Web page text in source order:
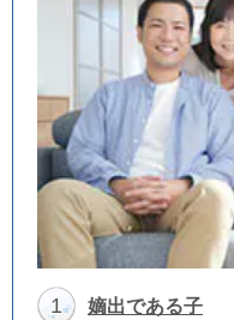
1 嫡出である子